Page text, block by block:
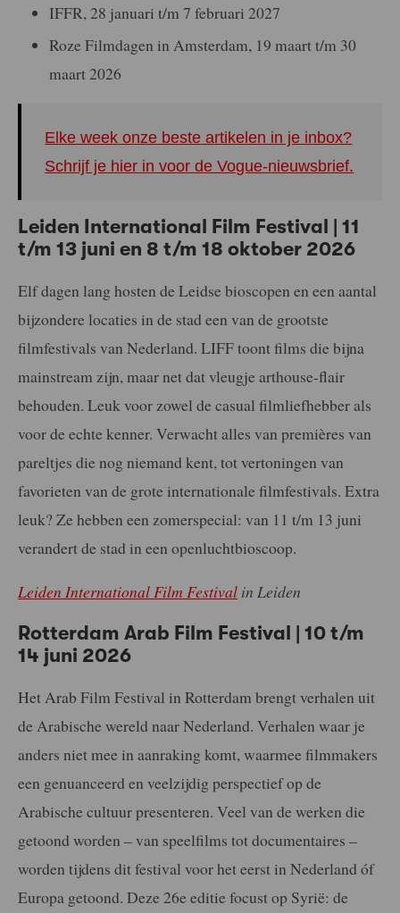
IFFR, 28 januari t/m 7 februari 2027
Roze Filmdagen in Amsterdam, 19 maart t/m 30
maart 2026
Elke week onze beste artikelen in je inbox?
Schrijf je hier in voor de Vogue-nieuwsbrief.
Leiden International Film Festival | 11
t/m 13 juni en 8 t/m 18 oktober 2026
Elf dagen lang hosten de Leidse bioscopen en een aantal
bijzondere locaties in de stad een van de grootste
filmfestivals van Nederland. LIFF toont films die bijna
mainstream zijn, maar net dat vleugje arthouse-flair
behouden. Leuk voor zowel de casual filmliefhebber als
voor de echte kenner. Verwacht alles van premières van
pareltjes die nog niemand kent, tot vertoningen van
favorieten van de grote internationale filmfestivals. Extra
leuk? Ze hebben een zomerspecial: van 11 t/m 13 juni
verandert de stad in een openluchtbioscoop.
Leiden International Film Festival in Leiden
Rotterdam Arab Film Festival | 10 t/m
14 juni 2026
Het Arab Film Festival in Rotterdam brengt verhalen uit
de Arabische wereld naar Nederland. Verhalen waar je
anders niet mee in aanraking komt, waarmee filmmakers
een genuanceerd en veelzijdig perspectief op de
Arabische cultuur presenteren. Veel van de werken die
getoond worden – van speelfilms tot documentaires –
worden tijdens dit festival voor het eerst in Nederland óf
Europa getoond. Deze 26e editie focust op Syrië: de